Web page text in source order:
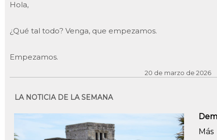
Hola,
¿Qué tal todo? Venga, que empezamos.
Empezamos.
20 de marzo de 2026
LA NOTICIA DE LA SEMANA